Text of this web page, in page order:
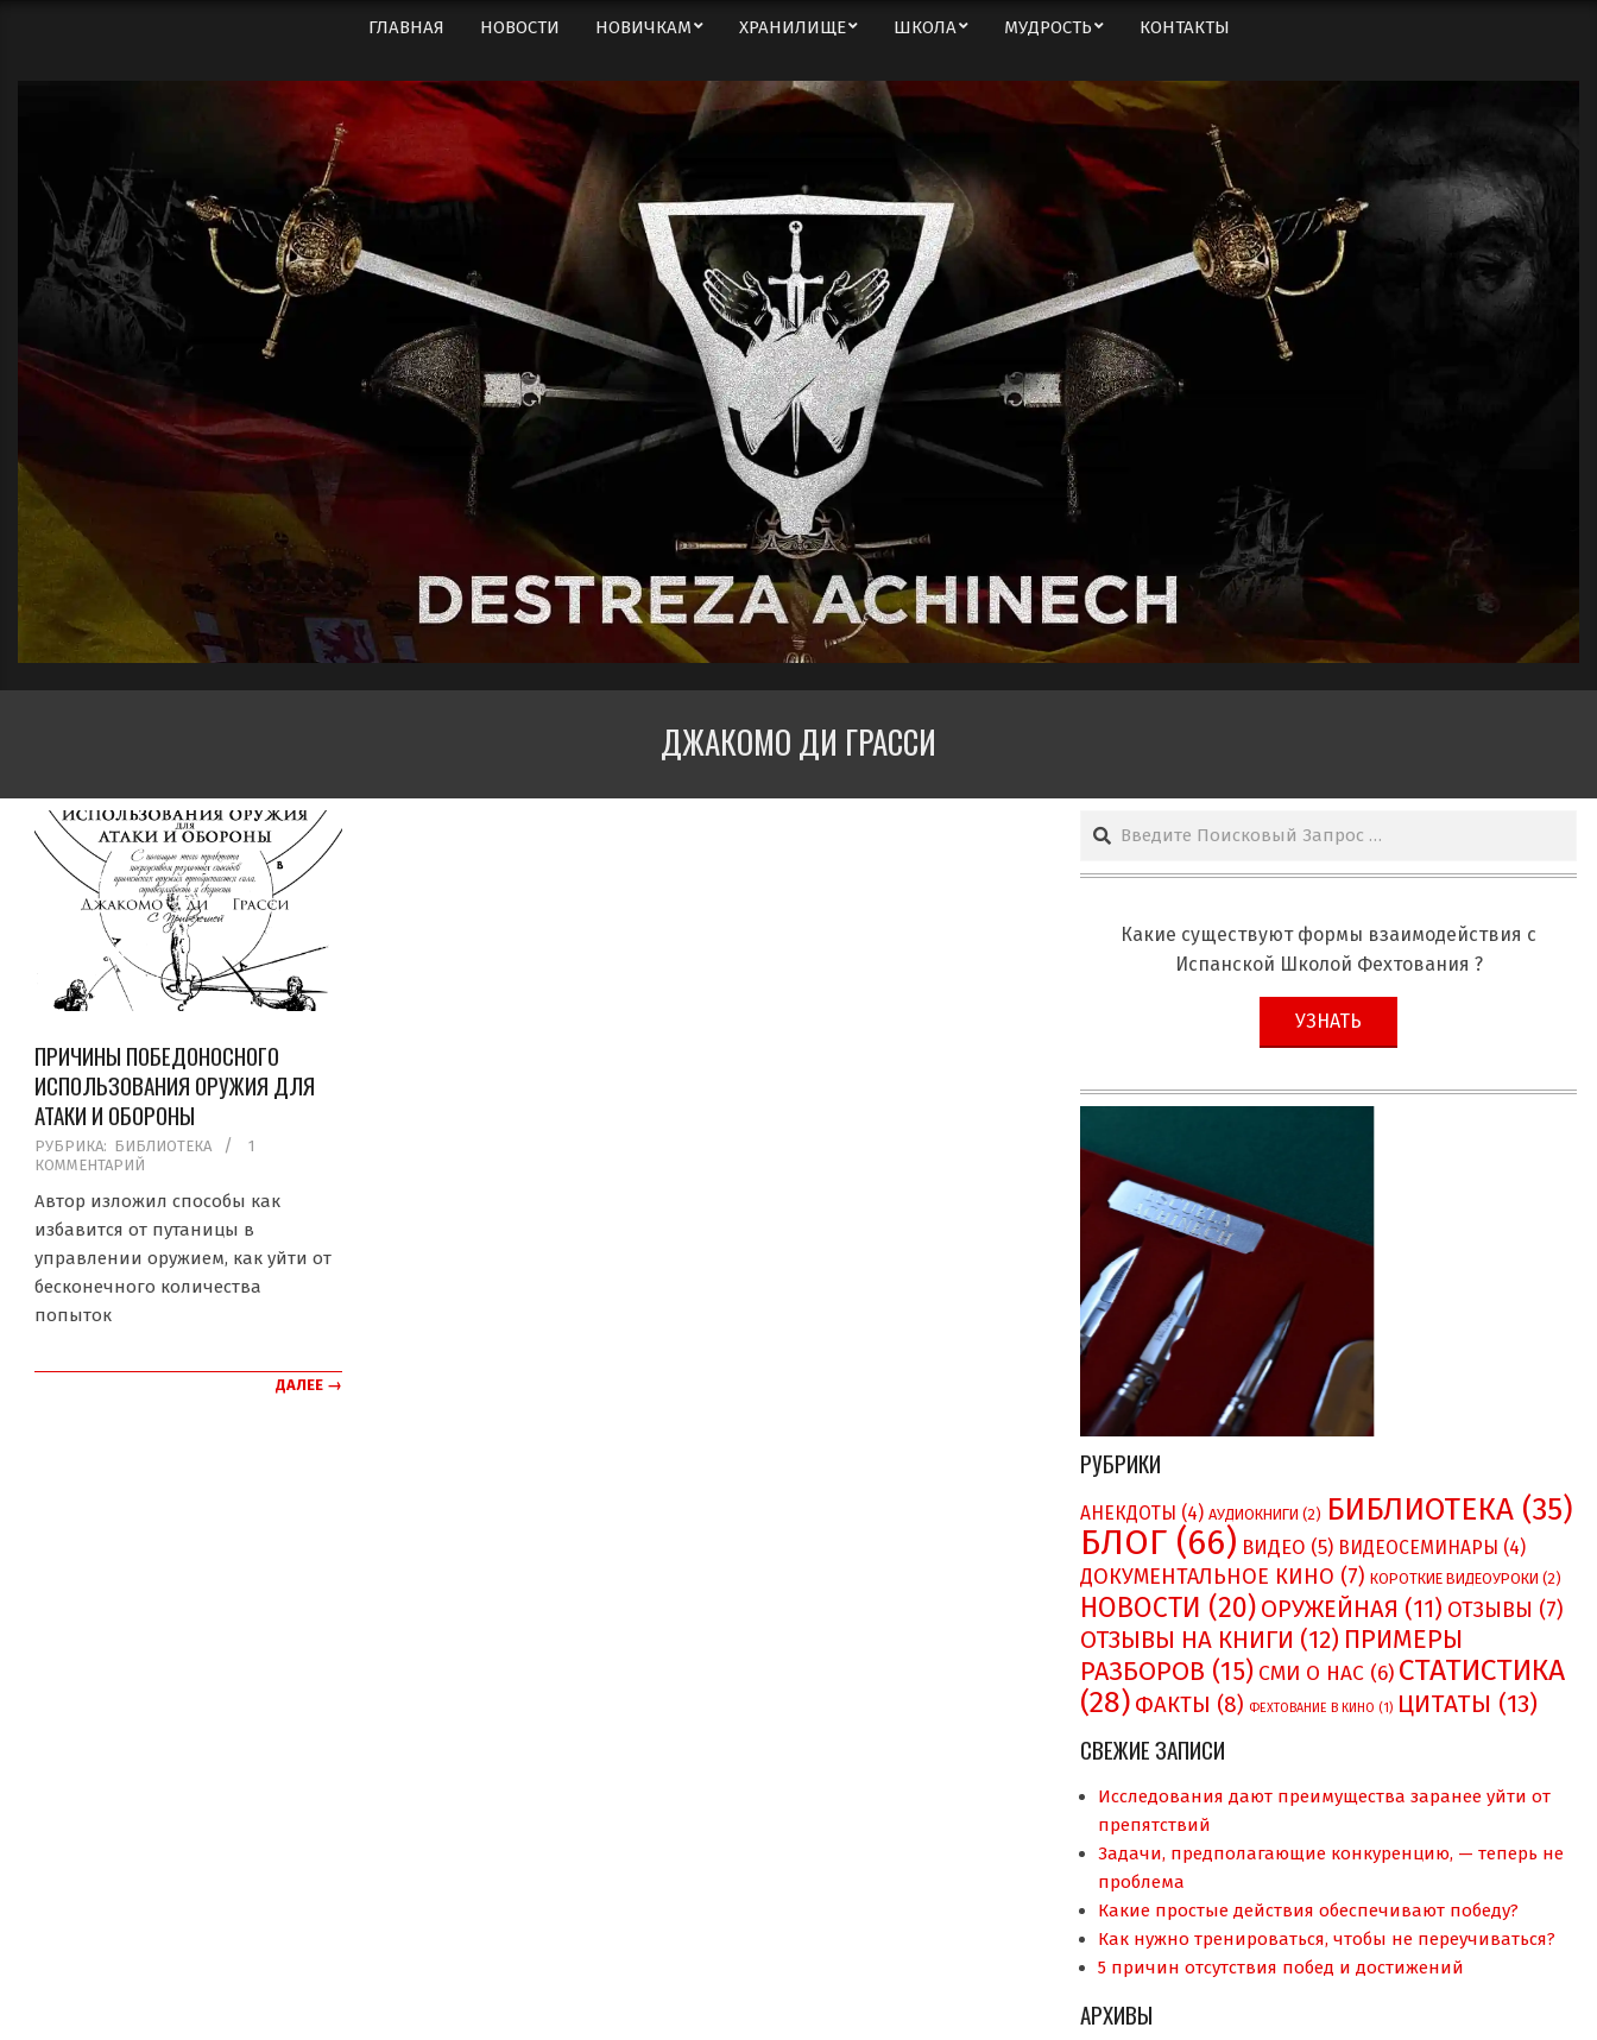
Вторичное
навигации
ГЛАВНАЯ НОВОСТИ НОВИЧКАМ ХРАНИЛИЩЕ ШКОЛА МУДРОСТЬ КОНТАКТЫ
ДЕСТРЕЗА
ДЖАКОМО ДИ ГРАССИ
ПРИЧИНЫ ПОБЕДОНОСНОГО
ИСПОЛЬЗОВАНИЯ ОРУЖИЯ ДЛЯ
АТАКИ И ОБОРОНЫ
2019-
04-
26
РУБРИКА: БИБЛИОТЕКА
1
КОММЕНТАРИЙ
Автор изложил способы как
избавится от путаницы в
управлении оружием, как уйти от
бесконечного количества
попыток
ДАЛЕЕ →
Поиск
Какие существуют формы взаимодействия с
Испанской Школой Фехтования ?
УЗНАТЬ
РУБРИКИ
АНЕКДОТЫ (4) АУДИОКНИГИ (2) БИБЛИОТЕКА (35)
БЛОГ (66) ВИДЕО (5) ВИДЕОСЕМИНАРЫ (4)
ДОКУМЕНТАЛЬНОЕ КИНО (7) КОРОТКИЕ ВИДЕОУРОКИ (2)
НОВОСТИ (20) ОРУЖЕЙНАЯ (11) ОТЗЫВЫ (7)
ОТЗЫВЫ НА КНИГИ (12) ПРИМЕРЫ
РАЗБОРОВ (15) СМИ О НAC (6) СТАТИСТИКА
(28) ФАКТЫ (8) ФЕХТОВАНИЕ В КИНО (1) ЦИТАТЫ (13)
СВЕЖИЕ ЗАПИСИ
Исследования дают преимущества заранее уйти от
препятствий
Задачи, предполагающие конкуренцию, — теперь не
проблема
Какие простые действия обеспечивают победу?
Как нужно тренироваться, чтобы не переучиваться?
5 причин отсутствия побед и достижений
АРХИВЫ